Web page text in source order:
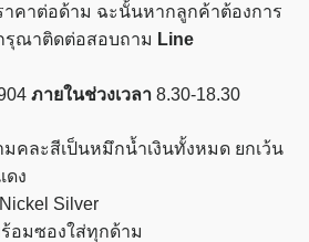
าคาต่อด้าม ฉะนั้นหากลูกค้าต้องการ
รุณาติดต่อสอบถาม Line
ภายในช่วงเวลา 8.30-18.30
คละสีเป็นหมึกน้ำเงินทั้งหมด ยกเว้น
ดง
Silver
อมซองใส่ทุกด้าม